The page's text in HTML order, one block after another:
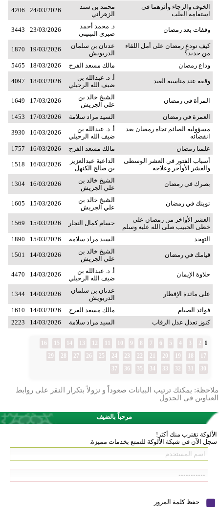
الخوف والرجاء وأثرهما في
استقامة القلب
محمد بن سند
الزهراني
24/03/2026
4206
وقفات بعد رمضان
د. محمد أحمد
صبري النبتيتي
23/03/2026
3443
كيف نودع رمضان على أمل اللقاء
من جديد؟
عدنان بن سلمان
الدريويش
19/03/2026
1870
وداع رمضان مالك مسعد الفرح 18/03/2026
5465
وقفة عند مناسبة العيد
أ. د. عبدالله بن
ضيف الله الرحيلي
18/03/2026
4097
المرأة في رمضان
الشيخ خالد بن
علي الجريش
17/03/2026
1649
العمرة في رمضان السيد مراد سلامة 17/03/2026
1453
مسؤولية الصائم تجاه رمضان بعد
انقضائه
أ. د. عبدالله بن
ضيف الله الرحيلي
16/03/2026
3930
علمنا رمضان مالك مسعد الفرح 16/03/2026
1757
أسباب الفتور في العشر الوسطى
والعشر الأواخر وعلاجه
الداعية عبدالعزيز
بن صالح الكنهل
16/03/2026
1518
بصرك في رمضان
الشيخ خالد بن
علي الجريش
16/03/2026
1304
توبتك في رمضان
الشيخ خالد بن
علي الجريش
15/03/2026
1605
العشر الأواخر من رمضان على
خطى الحبيب صلى الله عليه وسلم
حسام كمال النجار 15/03/2026
1569
التهجد السيد مراد سلامة 15/03/2026
1890
قيامك في رمضان
الشيخ خالد بن
علي الجريش
14/03/2026
1501
حلاوة الإيمان
أ. د. عبدالله بن
ضيف الله الرحيلي
14/03/2026
4470
على مائدة الإفطار
عدنان بن سلمان
الدريويش
14/03/2026
1344
فوائد الصيام مالك مسعد الفرح 14/03/2026
1610
كنوز تعدل عدل الرقاب
السيد مراد سلامة 14/03/2026
2223
1
2
3
4
5
6
7
8
9
12
13
14
15
16
17
18
19
20
21
22
23
24
25
26
27
28
29
30
31
32
33
34
35
36
37
ملاحظة: يمكنك ترتيب البيانات صعوداً و نزولاً بتكرار النقر على روابط
العناوين في الجدول
مرحباً بالضيف
الألوكة تقترب منك أكثر!
سجل الآن في شبكة الألوكة للتمتع بخدمات مميزة.
حفظ كلمة المرور